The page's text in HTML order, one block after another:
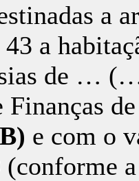
a
a
de …
Finanças
e com o
(conforme